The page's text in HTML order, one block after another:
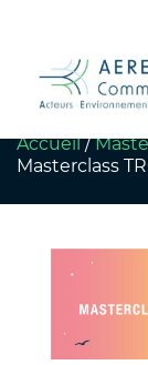
Accueil/
Masterclass